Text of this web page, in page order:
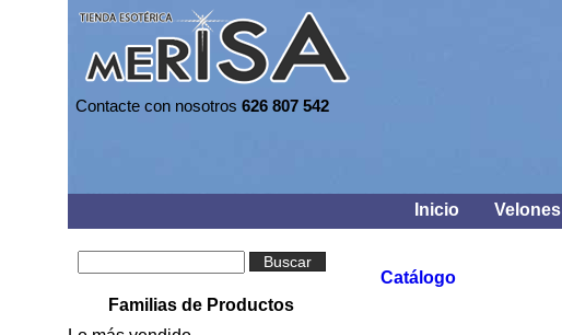
Contacte con nosotros 626 807 542
Inicio Velones
Buscar
Familias de Productos
Catálogo